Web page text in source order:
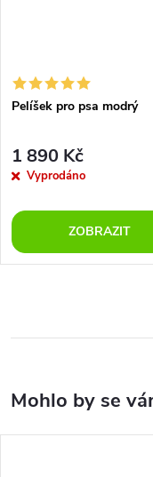
Pelíšek pro psa modrý
1 890 Kč
Vyprodáno
ZOBRAZIT